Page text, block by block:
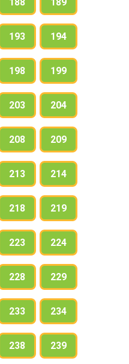
193 194
198 199
203 204
208 209
213 214
218 219
223 224
228 229
233 234
238 239